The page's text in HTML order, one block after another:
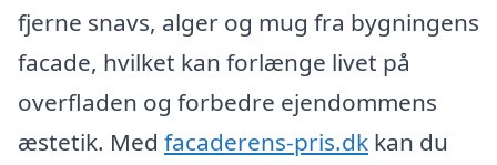
fjerne snavs, alger og mug fra bygningens
facade, hvilket kan forlænge livet på
overfladen og forbedre ejendommens
æstetik. Med facaderens-pris.dk kan du